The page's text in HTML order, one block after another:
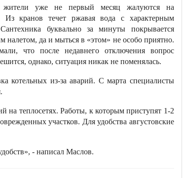
жители уже не первый месяц жалуются на
Из кранов течет ржавая вода с характерным
буквально за минуты покрывается
налетом, да и мыться в «этом» не особо приятно.
что после недавнего отключения вопрос
однако, ситуация никак не поменялась.
котельных из-за аварий. С марта специалисты
теплосетях. Работы, к которым приступят 1-2
участков. Для удобства августовские
- написал Маслов.